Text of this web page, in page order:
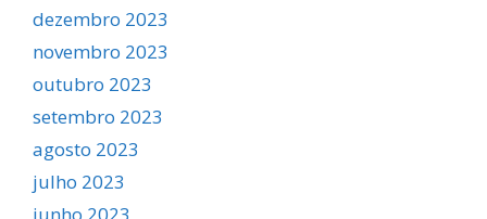
dezembro 2023
novembro 2023
outubro 2023
setembro 2023
agosto 2023
julho 2023
junho 2023